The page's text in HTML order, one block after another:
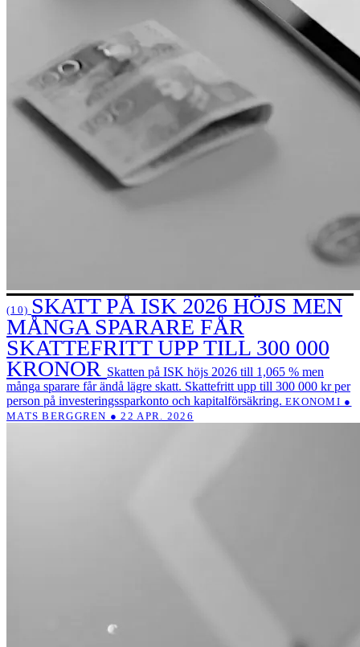
(10) SKATT PÅ ISK 2026 HÖJS MEN
MÅNGA SPARARE FÅR
SKATTEFRITT UPP TILL 300 000
KRONOR Skatten på ISK höjs 2026 till 1,065 % men
många sparare får ändå lägre skatt. Skattefritt upp till 300 000 kr per
person på investeringssparkonto och kapitalförsäkring. EKONOMI ●
MATS BERGGREN ● 22 APR. 2026